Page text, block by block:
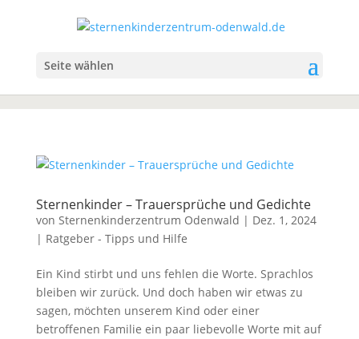
Seite wählen
Sternenkinder – Trauersprüche und Gedichte
von Sternenkinderzentrum Odenwald | Dez. 1, 2024
| Ratgeber - Tipps und Hilfe
Ein Kind stirbt und uns fehlen die Worte. Sprachlos
bleiben wir zurück. Und doch haben wir etwas zu
sagen, möchten unserem Kind oder einer
betroffenen Familie ein paar liebevolle Worte mit auf